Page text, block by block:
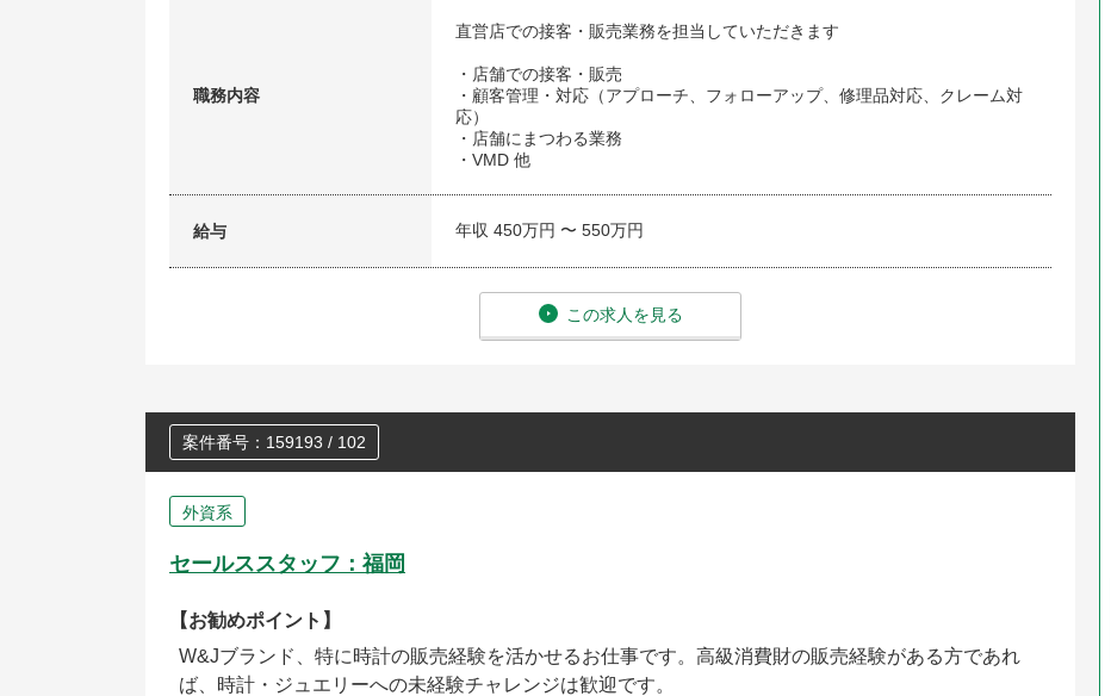
職務内容
直営店での接客・販売業務を担当していただきます
・店舗での接客・販売
・顧客管理・対応（アプローチ、フォローアップ、修理品対応、クレーム対
応）
・店舗にまつわる業務
・VMD 他
給与 年収 450万円 〜 550万円
この求人を見る
案件番号：159193 / 102
外資系
セールススタッフ：福岡
【お勧めポイント】
W&Jブランド、特に時計の販売経験を活かせるお仕事です。高級消費財の販売経験がある方であれ
ば、時計・ジュエリーへの未経験チャレンジは歓迎です。